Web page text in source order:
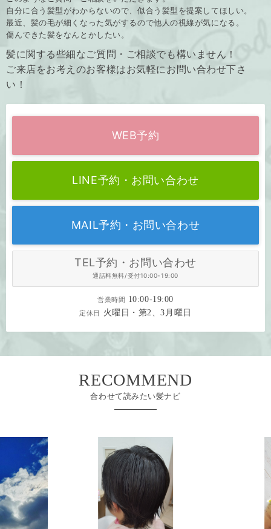
自分に合う髪型がわからないので、似合う髪型を提案してほしい。
最近、髪の毛が細くなった気がするので他人の視線が気になる。
傷んできた髪をなんとかしたい。
髪に関する些細なご質問・ご相談でも構いません！
ご来店をお考えのお客様はお気軽にお問い合わせ下さ
い！
WEB予約
LINE予約・お問い合わせ
MAIL予約・お問い合わせ
TEL予約・お問い合わせ
通話料無料/受付10:00-19:00
営業時間 10:00-19:00
定休日 火曜日・第2、3月曜日
RECOMMEND
合わせて読みたい髪ナビ